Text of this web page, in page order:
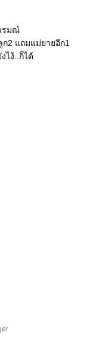
รมณ์
2 แถมแม่ยายอีก1
ไง้..ก็ได้